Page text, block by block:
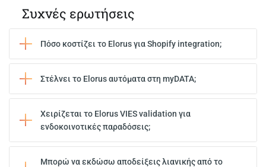
Συχνές ερωτήσεις
Πόσο κοστίζει το Elorus για Shopify integration;
Στέλνει το Elorus αυτόματα στη myDATA;
Χειρίζεται το Elorus VIES validation για
ενδοκοινοτικές παραδόσεις;
Μπορώ να εκδώσω αποδείξεις λιανικής από το